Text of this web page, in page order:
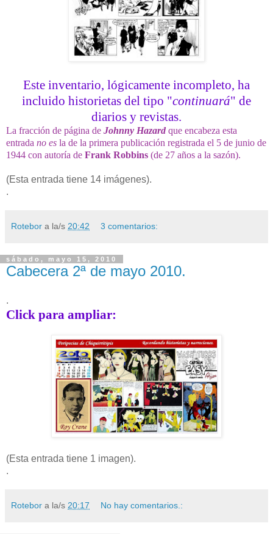
Este inventario, lógicamente incompleto, ha
incluido historietas del tipo "continuará" de
diarios y revistas.
La fracción de página de Johnny Hazard que encabeza esta
entrada no es la de la primera publicación registrada el 5 de junio de
1944 con autoría de Frank Robbins (de 27 años a la sazón).
(Esta entrada tiene 14 imágenes).
.
Rotebor a la/s 20:42 3 comentarios:
sábado, mayo 15, 2010
Cabecera 2ª de mayo 2010.
.
Click para ampliar:
(Esta entrada tiene 1 imagen).
.
Rotebor a la/s 20:17 No hay comentarios.: